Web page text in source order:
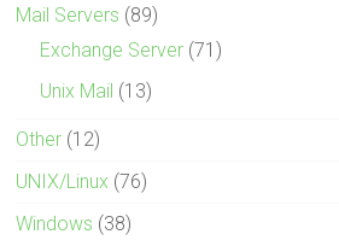
Mail Servers (89)
Exchange Server (71)
Unix Mail (13)
Other (12)
UNIX/Linux (76)
Windows (38)